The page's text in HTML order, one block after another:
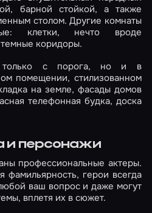
барной стойкой, а также
столом. Другие комнаты
клетки, нечто вроде
коридоры.
только с порога, но и в
помещении, стилизованном
на земле, фасады домов
телефонная будка, доска
и персонажи
профессиональные актеры.
фамильярность, герои всегда
ваш вопрос и даже могут
вплетя их в сюжет.